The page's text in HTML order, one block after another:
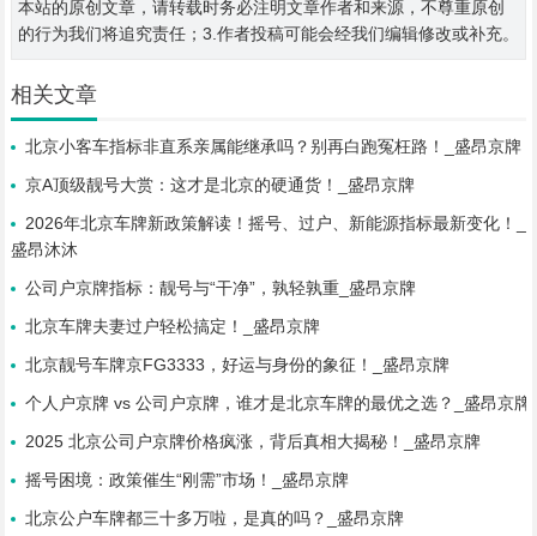
本站的原创文章，请转载时务必注明文章作者和来源，不尊重原创
的行为我们将追究责任；3.作者投稿可能会经我们编辑修改或补充。
相关文章
北京小客车指标非直系亲属能继承吗？别再白跑冤枉路！_盛昂京牌
京A顶级靓号大赏：这才是北京的硬通货！_盛昂京牌
2026年北京车牌新政策解读！摇号、过户、新能源指标最新变化！_
盛昂沐沐
公司户京牌指标：靓号与“干净”，孰轻孰重_盛昂京牌
北京车牌夫妻过户轻松搞定！_盛昂京牌
北京靓号车牌京FG3333，好运与身份的象征！_盛昂京牌
个人户京牌 vs 公司户京牌，谁才是北京车牌的最优之选？_盛昂京牌
2025 北京公司户京牌价格疯涨，背后真相大揭秘！_盛昂京牌
摇号困境：政策催生“刚需”市场！_盛昂京牌
北京公户车牌都三十多万啦，是真的吗？_盛昂京牌